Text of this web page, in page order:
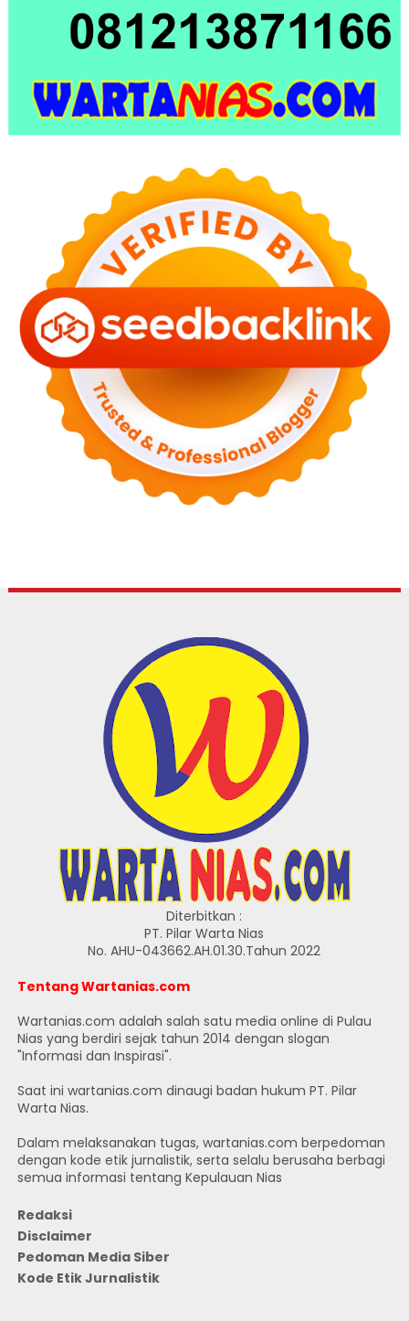
Diterbitkan :
PT. Pilar Warta Nias
No. AHU-043662.AH.01.30.Tahun 2022
Tentang Wartanias.com
Wartanias.com adalah salah satu media online di Pulau
Nias yang berdiri sejak tahun 2014 dengan slogan
"Informasi dan Inspirasi".
Saat ini wartanias.com dinaugi badan hukum PT. Pilar
Warta Nias.
Dalam melaksanakan tugas, wartanias.com berpedoman
dengan kode etik jurnalistik, serta selalu berusaha berbagi
semua informasi tentang Kepulauan Nias
Redaksi
Disclaimer
Pedoman Media Siber
Kode Etik Jurnalistik